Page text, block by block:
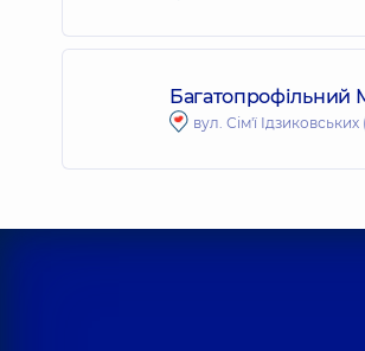
Багатопрофільний
вул. Сім'ї